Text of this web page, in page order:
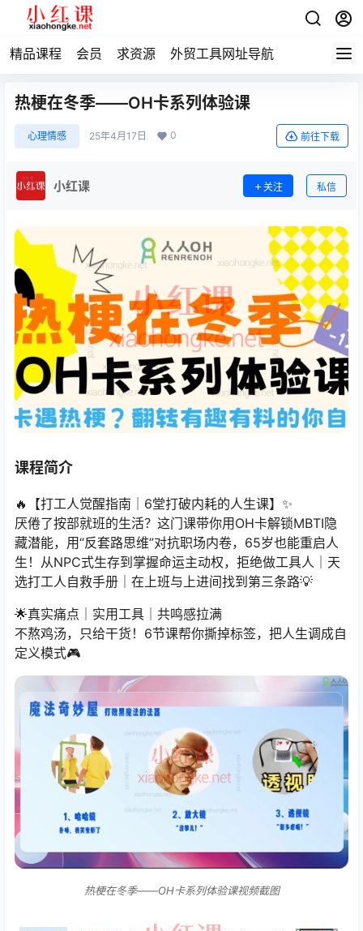
精品课程 会员 求资源 外贸工具网址导航
热梗在冬季——OH卡系列体验课
心理情感 25年4月17日 0 前往下载
小红课 关注 私信
课程简介
🔥【打工人觉醒指南｜6堂打破内耗的人生课】✨
厌倦了按部就班的生活？这门课带你用OH卡解锁MBTI隐
藏潜能，用“反套路思维”对抗职场内卷，65岁也能重启人
生！从NPC式生存到掌握命运主动权，拒绝做工具人｜天
选打工人自救手册｜在上班与上进间找到第三条路💡
🌟真实痛点｜实用工具｜共鸣感拉满
不熬鸡汤，只给干货！6节课帮你撕掉标签，把人生调成自
定义模式🎮
热梗在冬季——OH卡系列体验课视频截图